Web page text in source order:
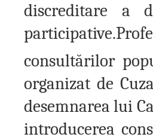
discreditare a
consultărilor
organizat de
desemnarea lui
introducerea